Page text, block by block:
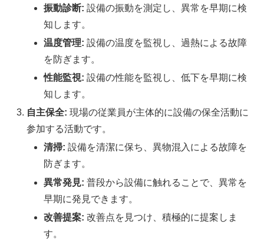
振動診断: 設備の振動を測定し、異常を早期に検
知します。
温度管理: 設備の温度を監視し、過熱による故障
を防ぎます。
性能監視: 設備の性能を監視し、低下を早期に検
知します。
自主保全: 現場の従業員が主体的に設備の保全活動に
参加する活動です。
清掃: 設備を清潔に保ち、異物混入による故障を
防ぎます。
異常発見: 普段から設備に触れることで、異常を
早期に発見できます。
改善提案: 改善点を見つけ、積極的に提案しま
す。